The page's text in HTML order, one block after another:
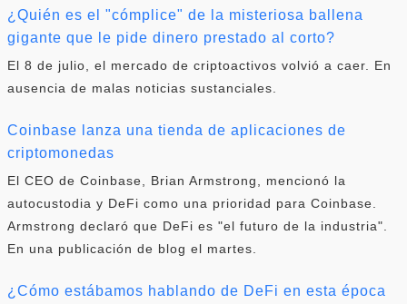
¿Quién es el "cómplice" de la misteriosa ballena
gigante que le pide dinero prestado al corto?
El 8 de julio, el mercado de criptoactivos volvió a caer. En
ausencia de malas noticias sustanciales.
Coinbase lanza una tienda de aplicaciones de
criptomonedas
El CEO de Coinbase, Brian Armstrong, mencionó la
autocustodia y DeFi como una prioridad para Coinbase.
Armstrong declaró que DeFi es "el futuro de la industria".
En una publicación de blog el martes.
¿Cómo estábamos hablando de DeFi en esta época